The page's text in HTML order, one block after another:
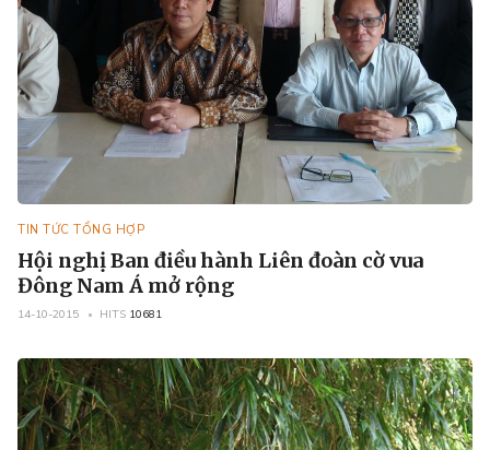
TIN TỨC TỔNG HỢP
Hội nghị Ban điều hành Liên đoàn cờ vua
Đông Nam Á mở rộng
14-10-2015 HITS 10681